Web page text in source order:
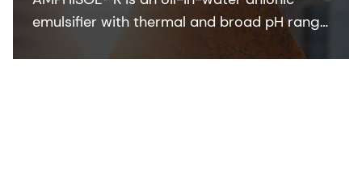
emulsifier with thermal and broad pH range
stability to formulate in sun care, skin care,